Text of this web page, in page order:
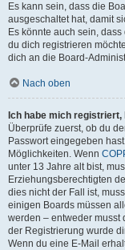
Es kann sein, dass die
ausgeschaltet hat, damit
Es könnte auch sein,
du dich registrieren
dich an die Board-
Nach oben
Ich habe mich
Überprüfe zuerst, ob du
Passwort eingegeben
Möglichkeiten. Wenn
unter 13 Jahre alt bist,
Erziehungsberechtigten
dies nicht der Fall ist,
einigen Boards müssen
werden – entweder musst
der Registrierung wurde
Wenn du eine E-Mail